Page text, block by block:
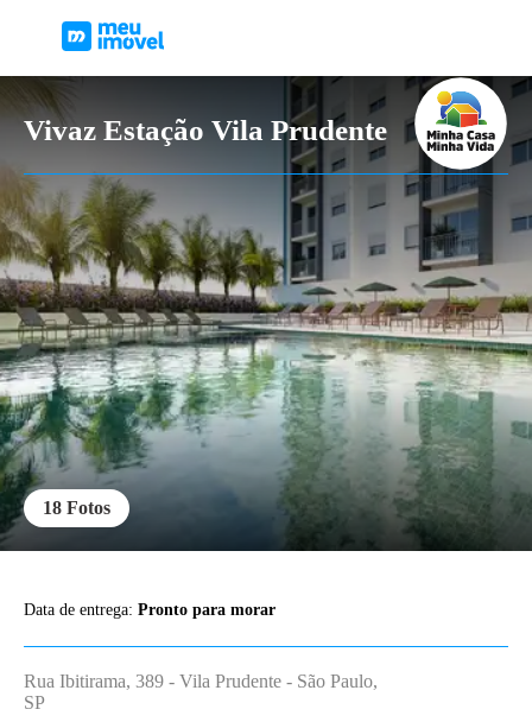
Vivaz Estação Vila Prudente
18 Fotos
Data de entrega: Pronto para morar
Rua Ibitirama, 389 - Vila Prudente - São Paulo,
SP